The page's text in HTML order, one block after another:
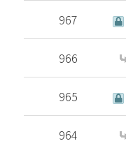
967
966
965
964